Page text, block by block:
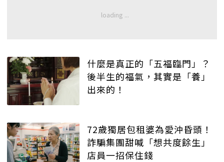
什麼是真正的「五福臨門」？
後半生的福氣，其實是「養」
出來的！
72歲獨居包租婆為愛沖昏頭！
詐騙集團甜喊「想共度餘生」
店員一招保住錢